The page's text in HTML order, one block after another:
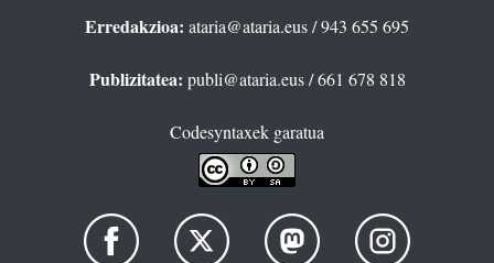
Erredakzioa: ataria@ataria.eus/ 943 655 695
Publizitatea: publi@ataria.eus/ 661 678 818
Codesyntaxek garatua